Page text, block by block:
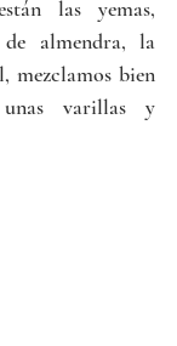
las yemas,
almendra, la
mezclamos bien
varillas y